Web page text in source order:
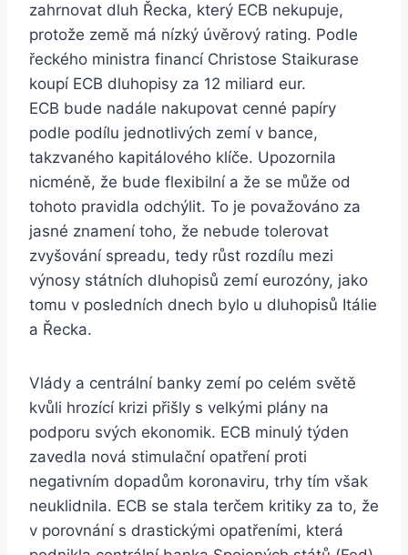
zahrnovat dluh Řecka, který ECB nekupuje,
protože země má nízký úvěrový rating. Podle
řeckého ministra financí Christose Staikurase
koupí ECB dluhopisy za 12 miliard eur.
ECB bude nadále nakupovat cenné papíry
podle podílu jednotlivých zemí v bance,
takzvaného kapitálového klíče. Upozornila
nicméně, že bude flexibilní a že se může od
tohoto pravidla odchýlit. To je považováno za
jasné znamení toho, že nebude tolerovat
zvyšování spreadu, tedy růst rozdílu mezi
výnosy státních dluhopisů zemí eurozóny, jako
tomu v posledních dnech bylo u dluhopisů Itálie
a Řecka.
Vlády a centrální banky zemí po celém světě
kvůli hrozící krizi přišly s velkými plány na
podporu svých ekonomik. ECB minulý týden
zavedla nová stimulační opatření proti
negativním dopadům koronaviru, trhy tím však
neuklidnila. ECB se stala terčem kritiky za to, že
v porovnání s drastickými opatřeními, která